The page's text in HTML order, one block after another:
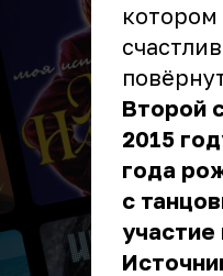
Второй
2015
года
с
участие